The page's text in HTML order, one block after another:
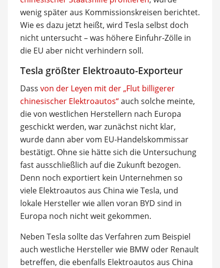
wenig später aus Kommissionskreisen berichtet.
Wie es dazu jetzt heißt, wird Tesla selbst doch
nicht untersucht – was höhere Einfuhr-Zölle in
die EU aber nicht verhindern soll.
Tesla größter Elektroauto-Exporteur
Dass von der Leyen mit der „Flut billigerer
chinesischer Elektroautos“auch solche meinte,
die von westlichen Herstellern nach Europa
geschickt werden, war zunächst nicht klar,
wurde dann aber vom EU-Handelskommissar
bestätigt. Ohne sie hätte sich die Untersuchung
fast ausschließlich auf die Zukunft bezogen.
Denn noch exportiert kein Unternehmen so
viele Elektroautos aus China wie Tesla, und
lokale Hersteller wie allen voran BYD sind in
Europa noch nicht weit gekommen.
Neben Tesla sollte das Verfahren zum Beispiel
auch westliche Hersteller wie BMW oder Renault
betreffen, die ebenfalls Elektroautos aus China